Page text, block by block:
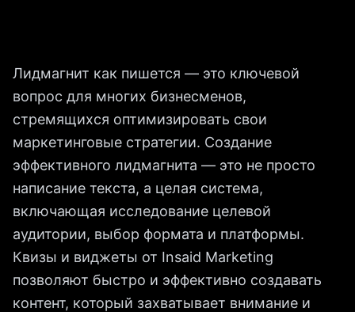
Лидмагнит как пишется — это ключевой
вопрос для многих бизнесменов,
стремящихся оптимизировать свои
маркетинговые стратегии. Создание
эффективного лидмагнита — это не просто
написание текста, а целая система,
включающая исследование целевой
аудитории, выбор формата и платформы.
Квизы и виджеты от Insaid Marketing
позволяют быстро и эффективно создавать
контент, который захватывает внимание и